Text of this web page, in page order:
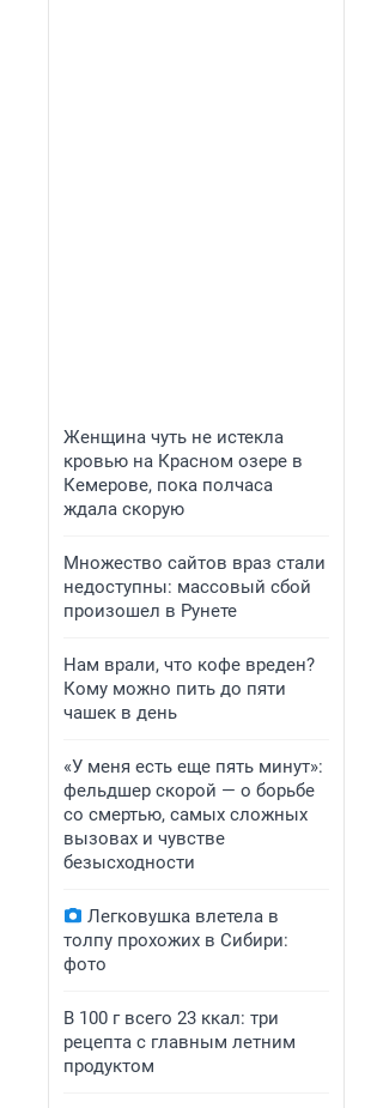
Женщина чуть не истекла
кровью на Красном озере в
Кемерове, пока полчаса
ждала скорую
Множество сайтов враз стали
недоступны: массовый сбой
произошел в Рунете
Нам врали, что кофе вреден?
Кому можно пить до пяти
чашек в день
«У меня есть еще пять минут»:
фельдшер скорой — о борьбе
со смертью, самых сложных
вызовах и чувстве
безысходности
Легковушка влетела в
толпу прохожих в Сибири:
фото
В 100 г всего 23 ккал: три
рецепта с главным летним
продуктом